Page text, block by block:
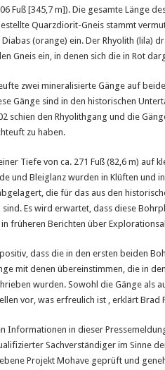
Fuß [345,7 m]). Die gesamte Länge
Quarzdiorit-Gneis stammt
(orange) ein. Der Rhyolith (lila)
Gneis ein, in denen sich die in Rot
zwei mineralisierte Gänge auf
Gänge sind in den historischen
schien den Rhyolithgang und die
zu haben.
Tiefe von ca. 271 Fuß (82,6 m) auf
und Bleiglanz wurden in Klüften und
die für das aus den
Es wird erwartet, dass diese
früheren Berichten über
dass die in den ersten beiden
mit denen übereinstimmen, die in
wurden. Sowohl die Gänge als
vor, was erfreulich ist , erklärt Brad
Informationen in dieser
Sachverständiger im Sinne
Projekt Mohave geprüft und